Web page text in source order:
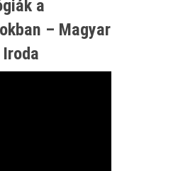
a
– Magyar